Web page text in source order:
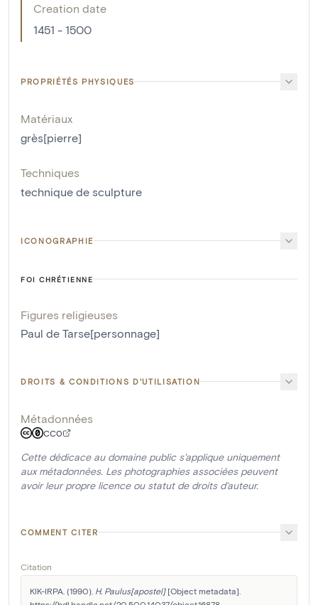
Creation date
1451 - 1500
PROPRIÉTÉS PHYSIQUES
Matériaux
grès[pierre]
Techniques
technique de sculpture
ICONOGRAPHIE
FOI CHRÉTIENNE
Figures religieuses
Paul de Tarse[personnage]
DROITS & CONDITIONS D'UTILISATION
Métadonnées
CC0
Cette dédicace au domaine public s'applique uniquement
aux métadonnées. Les photographies associées peuvent
avoir leur propre licence ou statut de droits d'auteur.
COMMENT CITER
Citation
KIK-IRPA. (1990). H. Paulus[apostel] [Object metadata].